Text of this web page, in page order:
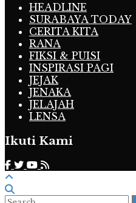
HEADLINE
SURABAYA TODAY
CERITA KITA
RANA
FIKSI & PUISI
INSPIRASI PAGI
JEJAK
JENAKA
JELAJAH
LENSA
Ikuti Kami